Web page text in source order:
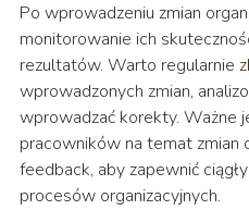
Po wprowadzeniu zmian
monitorowanie ich
rezultatów. Warto regularnie
wprowadzonych zmian,
wprowadzać korekty. Ważne
pracowników na temat zmian
feedback, aby zapewnić
procesów organizacyjnych.